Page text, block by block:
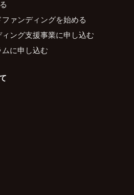
ァンディングを始める
ング支援事業に申し込む
に申し込む